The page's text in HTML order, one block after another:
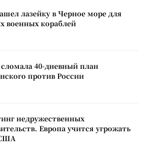
лазейку в Черное море для
военных кораблей
40-дневный план
против России
недружественных
Европа учится угрожать